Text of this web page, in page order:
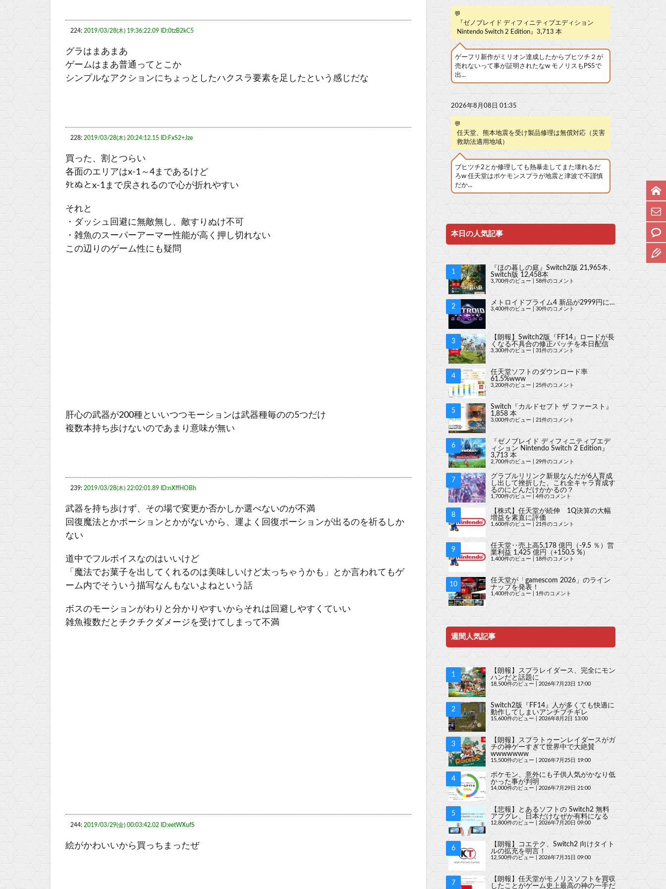
224: 2019/03/28(木) 19:36:22.09 ID:0tzB2kC5
グラはまあまあ
ゲームはまあ普通ってとこか
シンプルなアクションにちょっとしたハクスラ要素を足したという感じだな
228: 2019/03/28(木) 20:24:12.15 ID:FxS2+Jze
買った、割とつらい
各面のエリアはx-1～4まであるけど
ﾀﾋぬとx-1まで戻されるので心が折れやすい
それと
・ダッシュ回避に無敵無し、敵すりぬけ不可
・雑魚のスーパーアーマー性能が高く押し切れない
この辺りのゲーム性にも疑問
肝心の武器が200種といいつつモーションは武器種毎のの5つだけ
複数本持ち歩けないのであまり意味が無い
239: 2019/03/28(木) 22:02:01.89 ID:nXffHOBh
武器を持ち歩けず、その場で変更か否かしか選べないのが不満
回復魔法とかポーションとかがないから、運よく回復ポーションが出るのを祈るしか
ない
道中でフルボイスなのはいいけど
「魔法でお菓子を出してくれるのは美味しいけど太っちゃうかも」とか言われてもゲ
ーム内でそういう描写なんもないよねという話
ボスのモーションがわりと分かりやすいからそれは回避しやすくていい
雑魚複数だとチクチクダメージを受けてしまって不満
244: 2019/03/29(金) 00:03:42.02 ID:eetWXufS
絵がかわいいから買っちまったぜ
💬
『ゼノブレイド ディフィニティブエディション
Nintendo Switch 2 Edition』3,713 本
ゲーフリ新作がミリオン達成したからブヒツチ２が
売れないって事が証明されたなw モノリスもPS5で
出...
2026年8月08日 01:35
💬
任天堂、熊本地震を受け製品修理は無償対応（災害
救助法適用地域）
ブヒツチ2とか修理しても熱暴走してまた壊れるだ
ろw 任天堂はポケモンスプラが地震と津波で不謹慎
だか...
本日の人気記事
『ほの暮しの庭』Switch2版 21,965本、
Switch版 12,458本
3,700件のビュー| 58件のコメント
メトロイドプライム4 新品が2999円に…
3,400件のビュー 30件のコメント
【朗報】Switch2版『FF14』ロードが長
くなる不具合の修正パッチを本日配信
3,300件のビュー 31件のコメント
任天堂ソフトのダウンロード率
61.5%www
3,200件のビュー 25件のコメント
Switch『カルドセプト ザ ファースト』
1,858 本
3,000件のビュー 21件のコメント
『ゼノブレイド ディフィニティブエデ
ィション Nintendo Switch 2 Edition』
3,713 本
2,700件のビュー 29件のコメント
グラブルリリンク新規なんだが6人育成
し出して挫折した、これ全キャラ育成す
るのにどんだけかかるの？
1,700件のビュー 4件のコメント
【株式】任天堂が続伸 1Q決算の大幅
増益を素直に評価
1,600件のビュー 21件のコメント
任天堂‥売上高5,178 億円（-9.5 ％）営
業利益 1,425 億円（+150.5 %）
1,400件のビュー 18件のコメント
任天堂が「gamescom 2026」のライン
ナップを発表！
1,400件のビュー 1件のコメント
週間人気記事
【朗報】スプラレイダース、完全にモン
ハンだと話題に
18,500件のビュー 2026年7月23日 17:00
Switch2版『FF14』人が多くても快適に
動作してしまいアンチブチギレ
15,600件のビュー 2026年8月2日 13:00
【朗報】スプラトゥーンレイダースがガ
チの神ゲーすぎて世界中で大絶賛
wwwwwww
15,500件のビュー 2026年7月25日 19:00
ポケモン、意外にも子供人気がかなり低
かった事が判明
14,000件のビュー 2026年7月29日 21:00
【悲報】とあるソフトの Switch2 無料
アプグレ、日本だけなぜか有料になる
12,800件のビュー 2026年7月20日 09:00
【朗報】コエテク、Switch2 向けタイト
ルの拡充を明言！
12,500件のビュー 2026年7月31日 09:00
【朗報】任天堂がモノリスソフトを買収
したことがゲーム史上最高の神の一手だ